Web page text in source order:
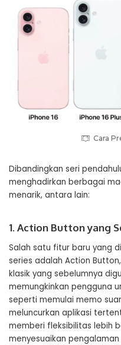
Cara
Dibandingkan seri
menghadirkan berbagai
menarik, antara lain:
1. Action Button yang
Salah satu fitur baru yang
series adalah Action
klasik yang sebelumnya
memungkinkan pengguna
seperti memulai memo
meluncurkan aplikasi
memberi fleksibilitas lebih
menyesuaikan